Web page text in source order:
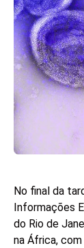
No final da
Informações
do Rio de
na África,